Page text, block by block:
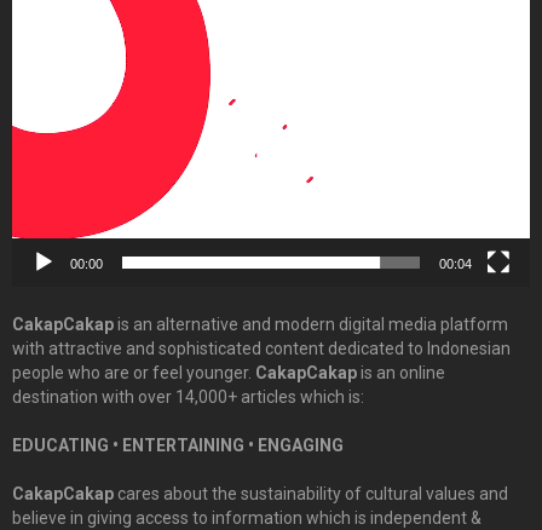
00:00 00:04
CakapCakapis an alternative and modern digital media platform
with attractive and sophisticated content dedicated to Indonesian
people who are or feel younger. CakapCakapis an online
destination with over 14,000+ articles which is:
EDUCATING • ENTERTAINING • ENGAGING
CakapCakap cares about the sustainability of cultural values and
believe in giving access to information which is independent &